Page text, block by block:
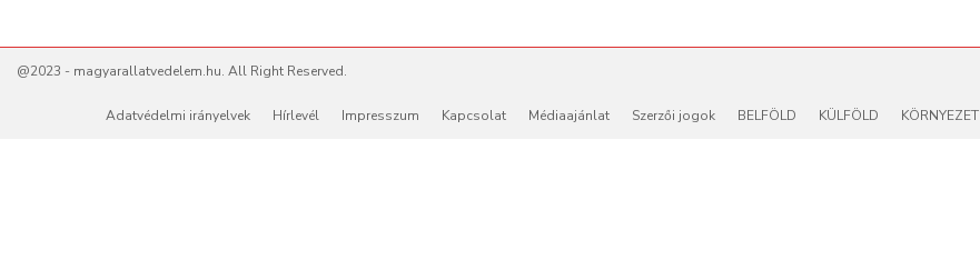
@2023 - magyarallatvedelem.hu. All Right Reserved.
Adatvédelmi irányelvek Hírlevél Impresszum Kapcsolat Médiaajánlat Szerzői jogok BELFÖLD KÜLFÖLD KÖRNYEZET